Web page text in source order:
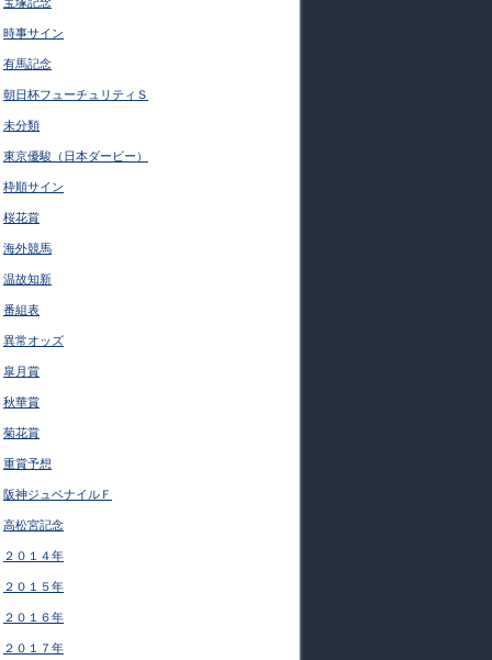
時事サイン
有馬記念
朝日杯フューチュリティＳ
未分類
東京優駿（日本ダービー）
枠順サイン
桜花賞
海外競馬
温故知新
番組表
異常オッズ
皐月賞
秋華賞
菊花賞
重賞予想
阪神ジュベナイルＦ
高松宮記念
２０１４年
２０１５年
２０１６年
２０１７年